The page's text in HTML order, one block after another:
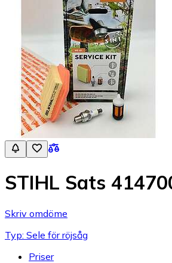
STIHL Sats
Skriv omdöme
Typ: Sele för röjsåg
Priser